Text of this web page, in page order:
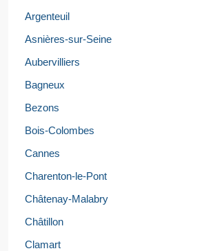
Argenteuil
Asnières-sur-Seine
Aubervilliers
Bagneux
Bezons
Bois-Colombes
Cannes
Charenton-le-Pont
Châtenay-Malabry
Châtillon
Clamart